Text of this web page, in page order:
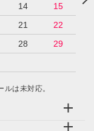
14
15
21
22
28
29
は未対応。